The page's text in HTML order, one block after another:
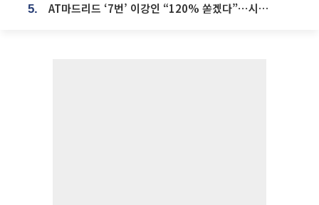
5. AT마드리드 ‘7번’ 이강인 “120% 쏟겠다”⋯시메오네 감독 “필요한 선수”